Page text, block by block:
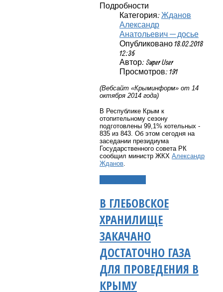
Подробности
Категория: Жданов
Александр
Анатольевич — досье
Опубликовано 18.02.2018
12:36
Автор: Super User
Просмотров: 191
(Вебсайт «Крыминформ» от 14
октября 2014 года)
В Республике Крым к
отопительному сезону
подготовлены 99,1% котельных -
835 из 843. Об этом сегодня на
заседании президиума
Государственного совета РК
сообщил министр ЖКХ Александр
Жданов.
В ГЛЕБОВСКОЕ
ХРАНИЛИЩЕ
ЗАКАЧАНО
ДОСТАТОЧНО ГАЗА
ДЛЯ ПРОВЕДЕНИЯ В
КРЫМУ